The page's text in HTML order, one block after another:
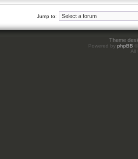
Jump to:
Theme
Powered by phpBB
All